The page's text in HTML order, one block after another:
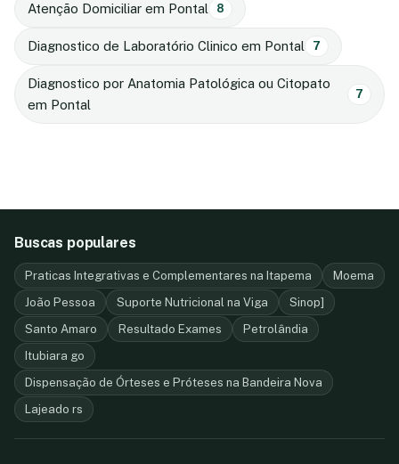
Atenção Domiciliar em Pontal 8
Diagnostico de Laboratório Clinico em Pontal 7
Diagnostico por Anatomia Patológica ou Citopato
em Pontal
7
Buscas populares
Praticas Integrativas e Complementares na Itapema
Moema
João Pessoa
Suporte Nutricional na Viga
Sinop]
Santo Amaro
Resultado Exames
Petrolândia
Itubiara go
Dispensação de Órteses e Próteses na Bandeira Nova
Lajeado rs